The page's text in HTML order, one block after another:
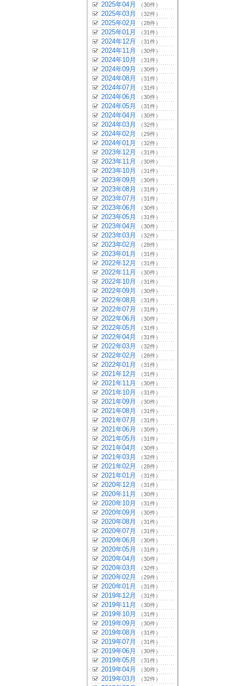
2025年04月 （30件）
2025年03月 （32件）
2025年02月 （28件）
2025年01月 （31件）
2024年12月 （31件）
2024年11月 （30件）
2024年10月 （31件）
2024年09月 （30件）
2024年08月 （31件）
2024年07月 （31件）
2024年06月 （30件）
2024年05月 （31件）
2024年04月 （30件）
2024年03月 （32件）
2024年02月 （29件）
2024年01月 （32件）
2023年12月 （31件）
2023年11月 （30件）
2023年10月 （31件）
2023年09月 （30件）
2023年08月 （31件）
2023年07月 （31件）
2023年06月 （30件）
2023年05月 （31件）
2023年04月 （30件）
2023年03月 （32件）
2023年02月 （28件）
2023年01月 （31件）
2022年12月 （31件）
2022年11月 （30件）
2022年10月 （31件）
2022年09月 （30件）
2022年08月 （31件）
2022年07月 （31件）
2022年06月 （30件）
2022年05月 （31件）
2022年04月 （31件）
2022年03月 （32件）
2022年02月 （28件）
2022年01月 （31件）
2021年12月 （31件）
2021年11月 （30件）
2021年10月 （31件）
2021年09月 （30件）
2021年08月 （31件）
2021年07月 （31件）
2021年06月 （30件）
2021年05月 （31件）
2021年04月 （30件）
2021年03月 （32件）
2021年02月 （28件）
2021年01月 （31件）
2020年12月 （31件）
2020年11月 （30件）
2020年10月 （31件）
2020年09月 （30件）
2020年08月 （31件）
2020年07月 （31件）
2020年06月 （30件）
2020年05月 （31件）
2020年04月 （30件）
2020年03月 （32件）
2020年02月 （29件）
2020年01月 （31件）
2019年12月 （31件）
2019年11月 （30件）
2019年10月 （31件）
2019年09月 （30件）
2019年08月 （31件）
2019年07月 （31件）
2019年06月 （30件）
2019年05月 （31件）
2019年04月 （30件）
2019年03月 （32件）